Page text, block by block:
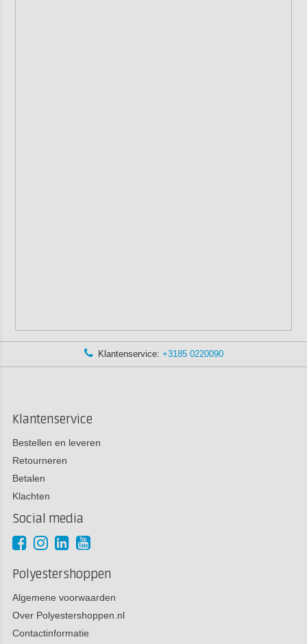
Klantenservice: +3185 0220090
Klantenservice
Bestellen en leveren
Retourneren
Betalen
Klachten
Social media
Polyestershoppen
Algemene voorwaarden
Over Polyestershoppen.nl
Contactinformatie